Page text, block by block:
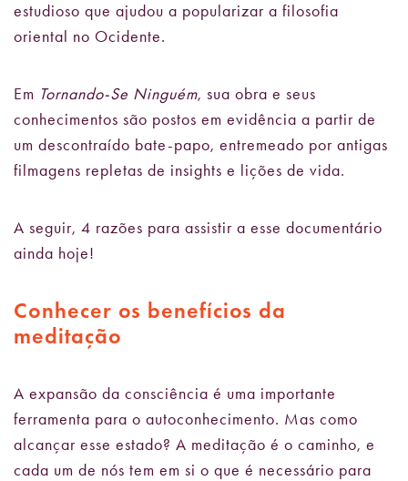
estudioso que ajudou a popularizar a filosofia
oriental no Ocidente.
Em Tornando-Se Ninguém, sua obra e seus
conhecimentos são postos em evidência a partir de
um descontraído bate-papo, entremeado por antigas
filmagens repletas de insights e lições de vida.
A seguir, 4 razões para assistir a esse documentário
ainda hoje!
Conhecer os benefícios da
meditação
A expansão da consciência é uma importante
ferramenta para o autoconhecimento. Mas como
alcançar esse estado? A meditação é o caminho, e
cada um de nós tem em si o que é necessário para